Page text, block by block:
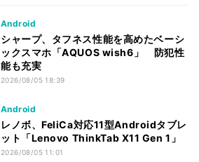
Android
シャープ、タフネス性能を高めたベーシ
ックスマホ「AQUOS wish6」 防犯性
能も充実
2026/08/05 18:39
Android
レノボ、FeliCa対応11型Androidタブレ
ット「Lenovo ThinkTab X11 Gen 1」
2026/08/05 11:01